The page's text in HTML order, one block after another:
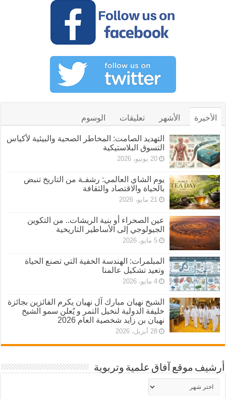
الأخيرة الأشهر تعليقات الوسوم
التهديد الصامت: المخاطر الصحية والبيئية لأكياس
التسوق البلاستيكية
20 يونيو، 2026
يوم الشاي العالمي: رشفـة من التاريخ تنبض
بالحياة والاقتصاد والثقافة
21 مايو، 2026
عين الصحراء أو بنية الريشات.. من التكوين
الجيولوجي إلى الأساطير التاريخية
5 مايو، 2026
المبلمرات: الهندسة الخفية التي تصنع الحياة
وتعيد تشكيل عالمنا
4 مايو، 2026
الشيخ نهيان مبارك آل نهيان يكرم الفائزين بجائزة
خليفة الدولية لنخيل التمر و يُعلن سمو الشيخ
نهيان بن زايد شخصية العام 2026
28 أبريل، 2026
أرشيف موقع آفاق علمية وتربوية
أرشيف
موقع